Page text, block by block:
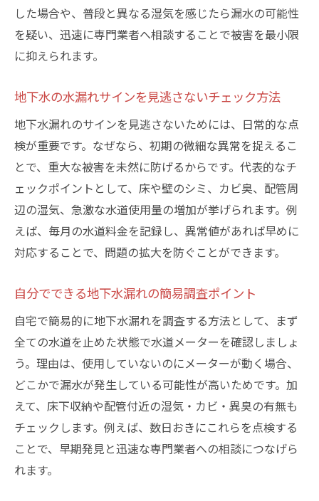
較
漏水調査を水道局に依頼する際の注意点
民間業者による地下水漏れ調査の強みと安
水道局の漏水調査と民間業者のサービス範
囲の違い
地下水漏れ調査で選ぶべき依頼先の基準
水道局漏水調査の無料・有料サービスを確
認
戸建て住宅で注意したい水漏れの兆候
戸建て住宅で起こりやすい地下水漏れサイ
ン
地下水漏れによる水道料金増加の見分け方
法
漏水調査で分かる戸建て特有の注意点
地下水漏れが疑われる場合の早期行動ポイ
ント
漏水調査戸建ての費用相場と選び方のポイ
ント
地下水漏れ調査依頼時の費用相場とは
した場合や、普段と異なる湿気を感じたら漏水の可能性
を疑い、迅速に専門業者へ相談することで被害を最小限
に抑えられます。
地下水の水漏れサインを見逃さないチェック方法
地下水漏れのサインを見逃さないためには、日常的な点
検が重要です。なぜなら、初期の微細な異常を捉えるこ
とで、重大な被害を未然に防げるからです。代表的なチ
ェックポイントとして、床や壁のシミ、カビ臭、配管周
辺の湿気、急激な水道使用量の増加が挙げられます。例
えば、毎月の水道料金を記録し、異常値があれば早めに
対応することで、問題の拡大を防ぐことができます。
自分でできる地下水漏れの簡易調査ポイント
自宅で簡易的に地下水漏れを調査する方法として、まず
全ての水道を止めた状態で水道メーターを確認しましょ
う。理由は、使用していないのにメーターが動く場合、
どこかで漏水が発生している可能性が高いためです。加
えて、床下収納や配管付近の湿気・カビ・異臭の有無も
チェックします。例えば、数日おきにこれらを点検する
ことで、早期発見と迅速な専門業者への相談につなげら
れます。